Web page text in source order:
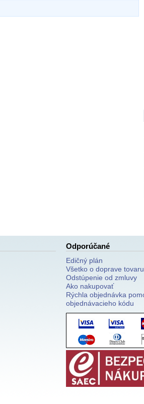
Odporúčané
Edičný plán
Všetko o doprave tovaru
Odstúpenie od zmluvy
Ako nakupovať
Rýchla objednávka
objednávacieho kódu